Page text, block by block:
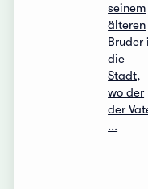
seinem
älteren
Bruder
die
Stadt,
wo der
der
...